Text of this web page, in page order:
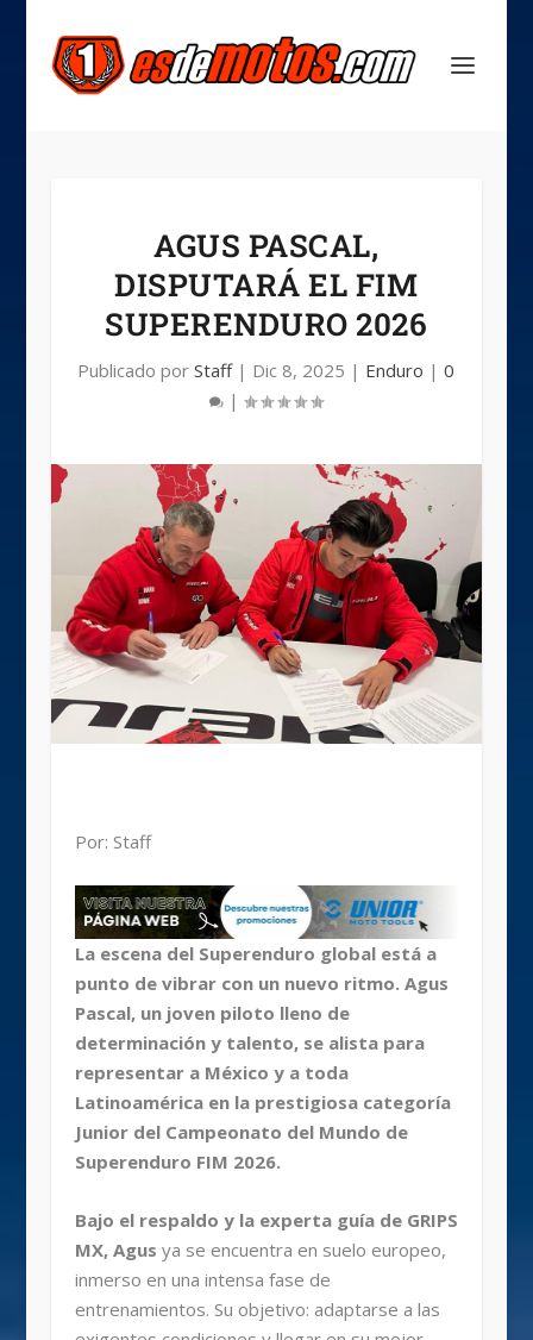
AGUS PASCAL,
DISPUTARÁ EL FIM
SUPERENDURO 2026
Publicado porStaff| Dic 8, 2025 | Enduro |0
|
Por: Staff
La escena del Superenduro global está a
punto de vibrar con un nuevo ritmo. Agus
Pascal, un joven piloto lleno de
determinación y talento, se alista para
representar a México y a toda
Latinoamérica en la prestigiosa categoría
Junior del Campeonato del Mundo de
Superenduro FIM 2026.
Bajo el respaldo y la experta guía de GRIPS
MX, Agus ya se encuentra en suelo europeo,
inmerso en una intensa fase de
entrenamientos. Su objetivo: adaptarse a las